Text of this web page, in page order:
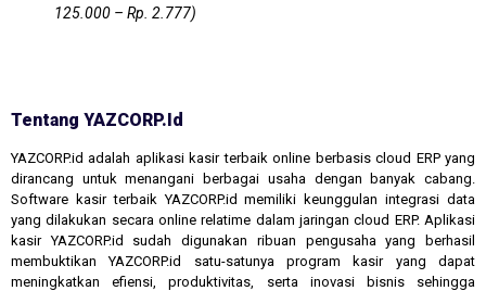
125.000 – Rp. 2.777)
Tentang YAZCORP.id
YAZCORP.id adalah aplikasi kasir terbaik online berbasis cloud ERP yang
dirancang untuk menangani berbagai usaha dengan banyak cabang.
Software kasir terbaik YAZCORP.id memiliki keunggulan integrasi data
yang dilakukan secara online relatime dalam jaringan cloud ERP. Aplikasi
kasir YAZCORP.id sudah digunakan ribuan pengusaha yang berhasil
membuktikan YAZCORP.id satu-satunya program kasir yang dapat
meningkatkan efiensi, produktivitas, serta inovasi bisnis sehingga